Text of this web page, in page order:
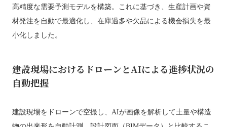
高精度な需要予測モデルを構築。これに基づき、生産計画や資
材発注を自動で最適化し、在庫過多や欠品による機会損失を最
小化しました。
建設現場におけるドローンとAIによる進捗状況の
自動把握
建設現場をドローンで空撮し、AIが画像を解析して土量や構造